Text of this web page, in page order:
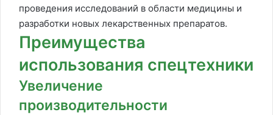
проведения исследований в области медицины и
разработки новых лекарственных препаратов.
Преимущества
использования спецтехники
Увеличение
производительности